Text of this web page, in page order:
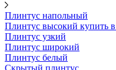
Плинтус напольный
Плинтус высокий купить
Плинтус узкий
Плинтус широкий
Плинтус белый
Скрытый плинтус